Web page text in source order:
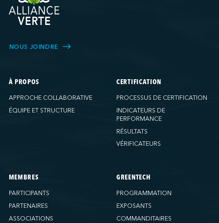
NOUS JOINDRE
À PROPOS
APPROCHE COLLABORATIVE
ÉQUIPE ET STRUCTURE
CERTIFICATION
PROCESSUS DE CERTIFICATION
INDICATEURS DE
PERFORMANCE
RÉSULTATS
VÉRIFICATEURS
MEMBRES
PARTICIPANTS
PARTENAIRES
ASSOCIATIONS
GREENTECH
PROGRAMMATION
EXPOSANTS
COMMANDITAIRES